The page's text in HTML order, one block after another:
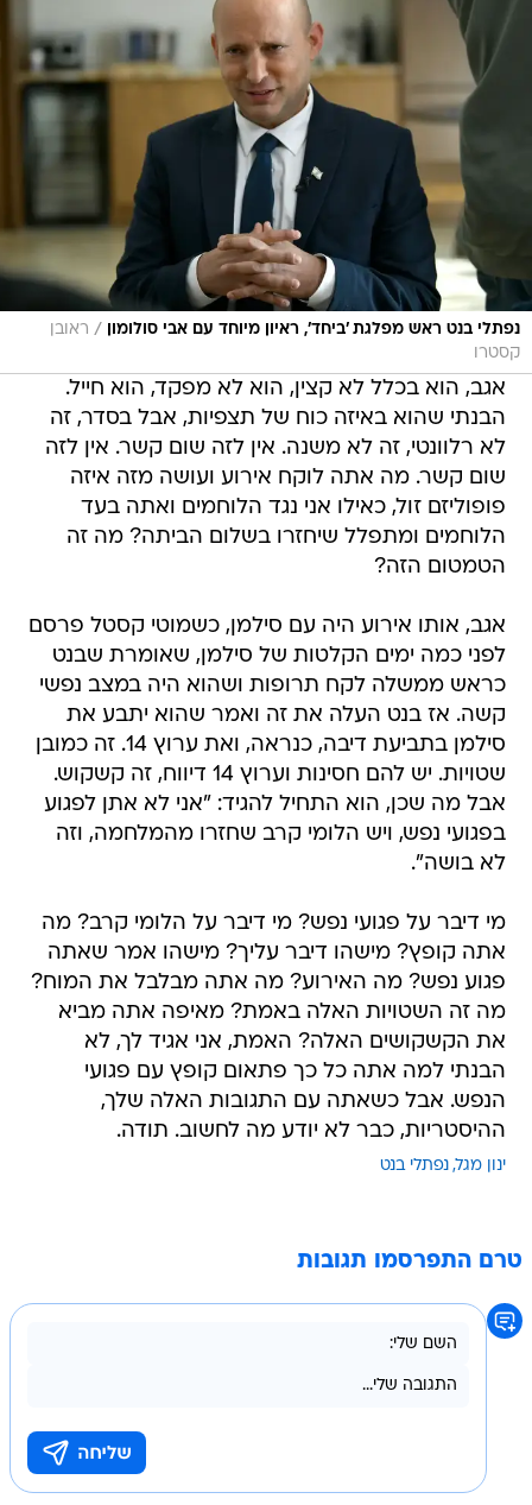
נפתלי בנט ראש מפלגת 'ביחד', ראיון מיוחד עם אבי סולומון / ראובן
קסטרו
אגב, הוא בכלל לא קצין, הוא לא מפקד, הוא חייל.
הבנתי שהוא באיזה כוח של תצפיות, אבל בסדר, זה
לא רלוונטי, זה לא משנה. אין לזה שום קשר. אין לזה
שום קשר. מה אתה לוקח אירוע ועושה מזה איזה
פופוליזם זול, כאילו אני נגד הלוחמים ואתה בעד
הלוחמים ומתפלל שיחזרו בשלום הביתה? מה זה
הטמטום הזה?
אגב, אותו אירוע היה עם סילמן, כשמוטי קסטל פרסם
לפני כמה ימים הקלטות של סילמן, שאומרת שבנט
כראש ממשלה לקח תרופות ושהוא היה במצב נפשי
קשה. אז בנט העלה את זה ואמר שהוא יתבע את
סילמן בתביעת דיבה, כנראה, ואת ערוץ 14. זה כמובן
שטויות. יש להם חסינות וערוץ 14 דיווח, זה קשקוש.
אבל מה שכן, הוא התחיל להגיד: "אני לא אתן לפגוע
בפגועי נפש, ויש הלומי קרב שחזרו מהמלחמה, וזה
לא בושה".
מי דיבר על פגועי נפש? מי דיבר על הלומי קרב? מה
אתה קופץ? מישהו דיבר עליך? מישהו אמר שאתה
פגוע נפש? מה האירוע? מה אתה מבלבל את המוח?
מה זה השטויות האלה באמת? מאיפה אתה מביא
את הקשקושים האלה? האמת, אני אגיד לך, לא
הבנתי למה אתה כל כך פתאום קופץ עם פגועי
הנפש. אבל כשאתה עם התגובות האלה שלך,
ההיסטריות, כבר לא יודע מה לחשוב. תודה.
ינון מגל נפתלי בנט
טרם התפרסמו תגובות